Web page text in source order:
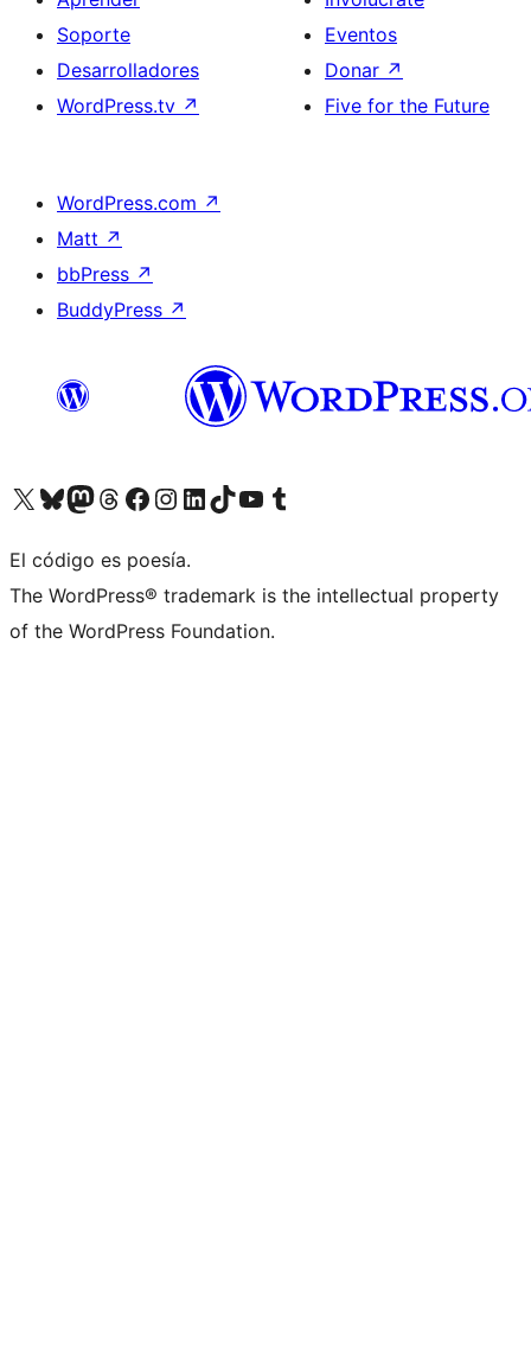
Soporte
Desarrolladores
WordPress.tv ↗
Eventos
Donar ↗
Five for the Future
WordPress.com ↗
Matt ↗
bbPress ↗
BuddyPress ↗
Visita nuestra cuenta de X (anteriormente Twitter)
Visita nuestra cuenta de Bluesky
Visita nuestra cuenta de Mastodon
Visita nuestra cuenta de Threads
Visita nuestra página de Facebook
Visita nuestra cuenta de Instagram
Visita nuestra cuenta de LinkedIn
Visita nuestra cuenta de TikTok
Visita nuestro canal de YouTube
Visita nuestra cuenta de Tumblr
El código es poesía.
The WordPress® trademark is the intellectual property
of the WordPress Foundation.